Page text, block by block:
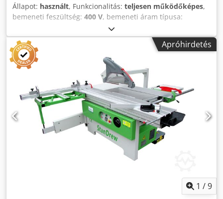
Állapot: használt, Funkcionalitás: teljesen működőképes,
bemeneti feszültség: 400 V, bemeneti áram típusa:
, vágási magasság (max.):
szélesség (max.):1 250 mm, fűrészlap átmérője:315 mm,
fűrészlap dőlésszög állítás:
, magasságállítás típusa:
mechanikai
, – Osztrák gyártású – X-Roll kocsi
vezetőrendszer – DTR és CE használati útmutató MŰSZAKI
PARAMÉTEREK: – Kocsi hossza: 2050 mm – Vágásszélesség
jobb oldalon: 1250 mm – Fűrészlap átmérője: max. 315 mm
Djdpfx Aleym Amlsfekr – Elővágó átmérője: 100 mm –
Főmotor: 5,5 kW – Elővágó motor: 0,75 kW – Fék – X-Roll
kocsi vezetőrendszer – Vágásmagasság állítás – Manuális
szögállítás: 0°–45° – Max. vágásmagasság: 104 mm – Maró
felszerelésének lehetősége: vastagság: 6–20 mm – Max.
átmérő: 228 mm – Reteszelő – Tárcsavédő burkolat – Csonk
átmérője: 50 és 120 mm – Méretek (h/sz/m): 220 / 200 / 130
Apróhirdetés
1 /9